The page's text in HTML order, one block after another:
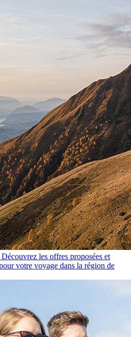
Découvrez les offres proposées et
votre voyage dans la région de